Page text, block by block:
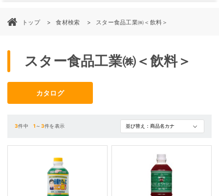
トップ 食材検索 スター食品工業㈱＜飲料＞
スター食品工業㈱＜飲料＞
カタログ
3件中1 ～ 3件を表示